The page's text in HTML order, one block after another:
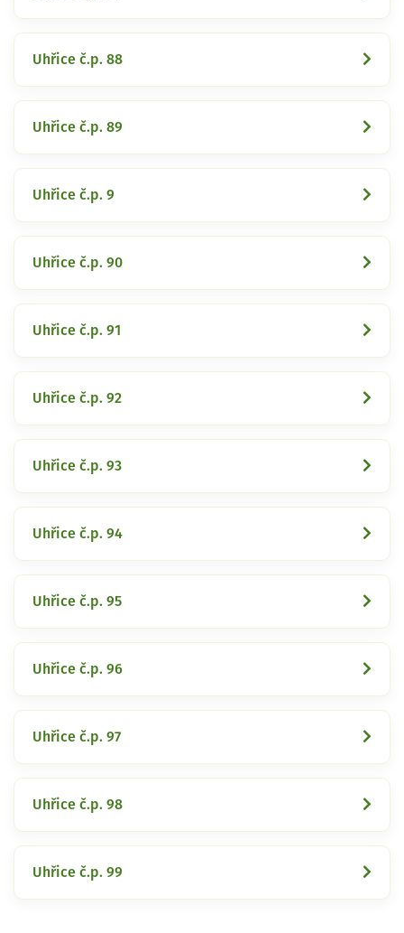
Uhřice č.p. 88
Uhřice č.p. 89
Uhřice č.p. 9
Uhřice č.p. 90
Uhřice č.p. 91
Uhřice č.p. 92
Uhřice č.p. 93
Uhřice č.p. 94
Uhřice č.p. 95
Uhřice č.p. 96
Uhřice č.p. 97
Uhřice č.p. 98
Uhřice č.p. 99